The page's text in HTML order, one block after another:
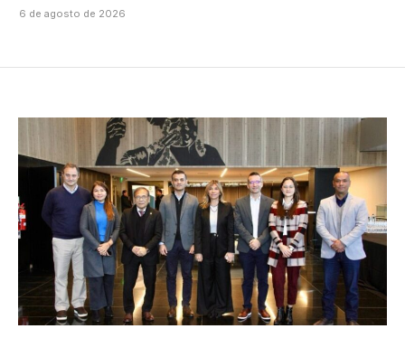
6 de agosto de 2026